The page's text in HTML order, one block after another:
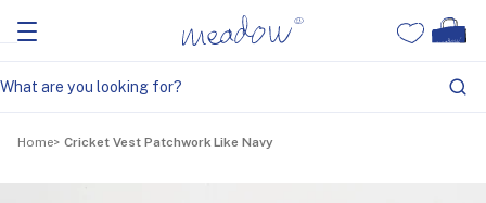
Home Cricket Vest Patchwork Like Navy